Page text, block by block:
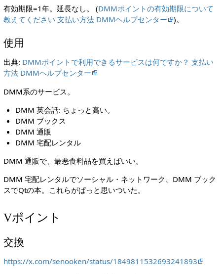
有効期限=1年。延長なし。 (DMMポイントの有効期限について
教えてください 支払い方法 DMMヘルプセンター
)。
使用
出典: DMMポイントで利用できるサービスは何ですか？ 支払い
方法 DMMヘルプセンター
DMM系のサービス。
DMM 英会話: ちょっと高い。
DMM ブックス
DMM 通販
DMM 宅配レンタル
DMM 通販で、最悪食料品を買えばいい。
DMM 宅配レンタルでソーシャル・ネットワーク、DMM ブック
スでQtの本。これらがぱっと思いついた。
Vポイント
交換
https://x.com/senooken/status/1849811532693241893